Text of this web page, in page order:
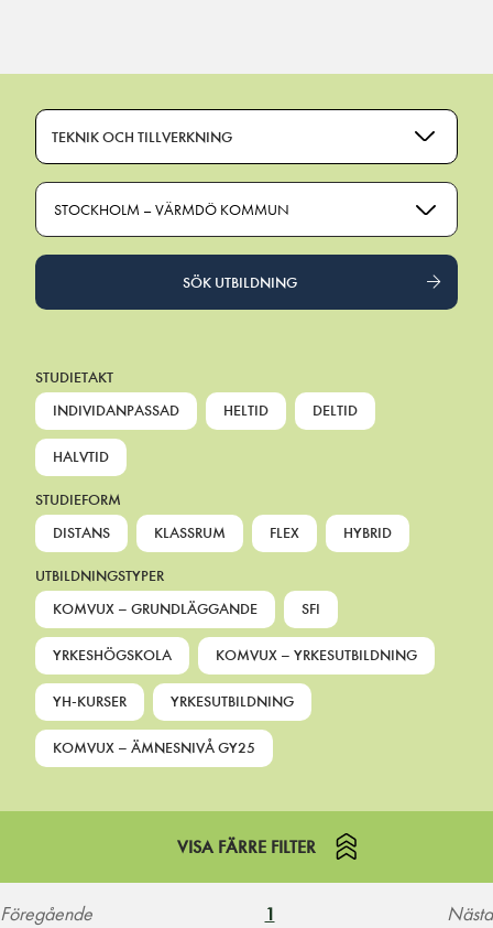
TEKNIK OCH TILLVERKNING
STOCKHOLM – VÄRMDÖ KOMMUN
SÖK UTBILDNING
STUDIETAKT
INDIVIDANPASSAD
HELTID DELTID
HALVTID
STUDIEFORM
DISTANS
KLASSRUM FLEX HYBRID
UTBILDNINGSTYPER
KOMVUX – GRUNDLÄGGANDE
SFI
YRKESHÖGSKOLA KOMVUX – YRKESUTBILDNING
YH-KURSER YRKESUTBILDNING
KOMVUX – ÄMNESNIVÅ GY25
VISA FÄRRE FILTER
Föregående 1 Nästa